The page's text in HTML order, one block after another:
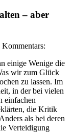
– aber
Kommentars:
einige Wenige die
wir zum Glück
zu lassen. Im
in der bei vielen
einfachen
die Kritik
als bei deren
Verteidigung